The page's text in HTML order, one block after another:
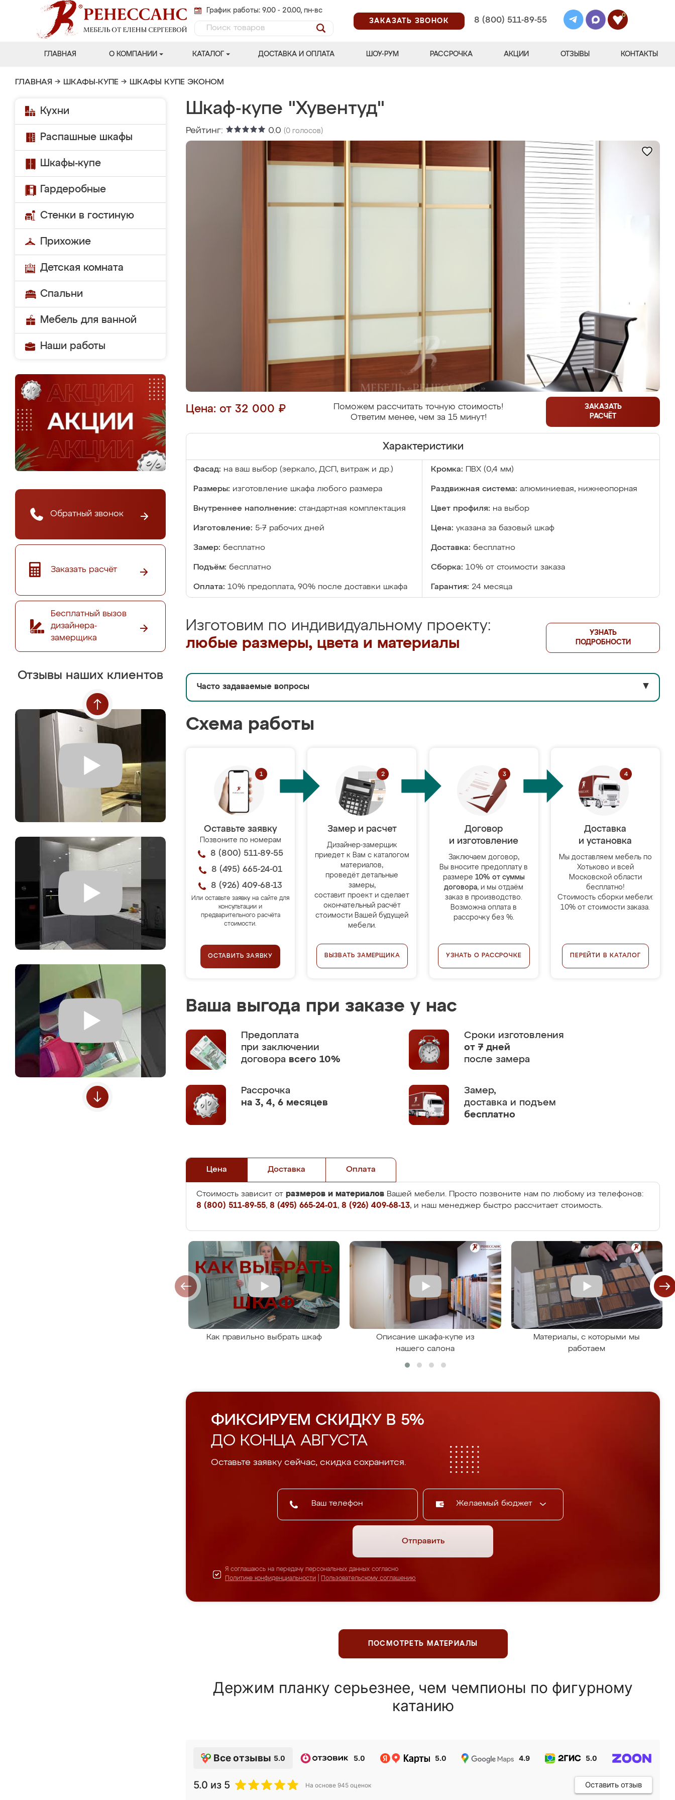
График работы: 9.00 - 20.00, пн-вс
ЗАКАЗАТЬ ЗВОНОК
8 (800) 511-89-55
0
ГЛАВНАЯ О КОМПАНИИ КАТАЛОГ ДОСТАВКА И ОПЛАТА ШОУ-РУМ РАССРОЧКА АКЦИИ ОТЗЫВЫ КОНТАКТЫ
ГЛАВНАЯ → ШКАФЫ-КУПЕ → ШКАФЫ КУПЕ ЭКОНОМ
Кухни
Распашные шкафы
Шкафы-купе
Гардеробные
Стенки в гостиную
Прихожие
Детская комната
Спальни
Мебель для ванной
Наши работы
Обратный звонок
Заказать расчёт
Бесплатный вызов
дизайнера-
замерщика
Отзывы наших клиентов
Шкаф-купе "Хувентуд"
Рейтинг: 0.0 (0 голосов)
Цена: от 32 000 ₽
Поможем рассчитать точную стоимость!
Ответим менее, чем за 15 минут!
ЗАКАЗАТЬ
РАСЧЁТ
Характеристики
Фасад: на ваш выбор (зеркало, ДСП, витраж и др.) Кромка: ПВХ (0,4 мм)
Размеры: изготовление шкафа любого размера Раздвижная система: алюминиевая, нижнеопорная
Внутреннее наполнение: стандартная комплектация Цвет профиля: на выбор
Изготовление: 5-7 рабочих дней Цена: указана за базовый шкаф
Замер: бесплатно Доставка: бесплатно
Подъём: бесплатно Сборка: 10% от стоимости заказа
Оплата: 10% предоплата, 90% после доставки шкафа Гарантия: 24 месяца
Изготовим по индивидуальному проекту:
любые размеры, цвета и материалы
УЗНАТЬ
ПОДРОБНОСТИ
Часто задаваемые вопросы ▼
Схема работы
Оставьте заявку
Позвоните по номерам
8 (800) 511-89-55
8 (495) 665-24-01
8 (926) 409-68-13
Или оставьте заявку на сайте для
консультации и
предварительного расчёта
стоимости.
ОСТАВИТЬ ЗАЯВКУ
Замер и расчет
Дизайнер-замерщик
приедет к Вам с каталогом
материалов,
проведёт детальные
замеры,
составит проект и сделает
окончательный расчёт
стоимости Вашей будущей
мебели.
ВЫЗВАТЬ ЗАМЕРЩИКА
Договор
и изготовление
Заключаем договор,
Вы вносите предоплату в
размере 10% от суммы
договора, и мы отдаём
заказ в производство.
Возможна оплата в
рассрочку без %.
УЗНАТЬ О РАССРОЧКЕ
Доставка
и установка
Мы доставляем мебель по
Хотьково и всей
Московской области
бесплатно!
Стоимость сборки мебели:
10% от стоимости заказа.
ПЕРЕЙТИ В КАТАЛОГ
Ваша выгода при заказе у нас
Предоплата
при заключении
договора всего 10%
Сроки изготовления
от 7 дней
после замера
Рассрочка
на 3, 4, 6 месяцев
Замер,
доставка и подъем
бесплатно
Цена Доставка Оплата
Стоимость зависит от размеров и материалов Вашей мебели. Просто позвоните нам по любому из телефонов:
8 (800) 511-89-55, 8 (495) 665-24-01, 8 (926) 409-68-13, и наш менеджер быстро рассчитает стоимость.
Как правильно выбрать шкаф
Описание шкафа-купе из
нашего салона
Материалы, с которыми мы
работаем
ФИКСИРУЕМ СКИДКУ В 5%
ДО КОНЦА АВГУСТА
Оставьте заявку сейчас, скидка сохранится.
Желаемый бюджет
Отправить
Я соглашаюсь на передачу персональных данных согласно
Политике конфиденциальности
Пользовательскому соглашению
ПОСМОТРЕТЬ МАТЕРИАЛЫ
Держим планку серьезнее, чем чемпионы по фигурному
катанию
Все отзывы 5.0 5.0 5.0 4.9 5.0
5.0 из 5 На основе 945 оценок Оставить отзыв